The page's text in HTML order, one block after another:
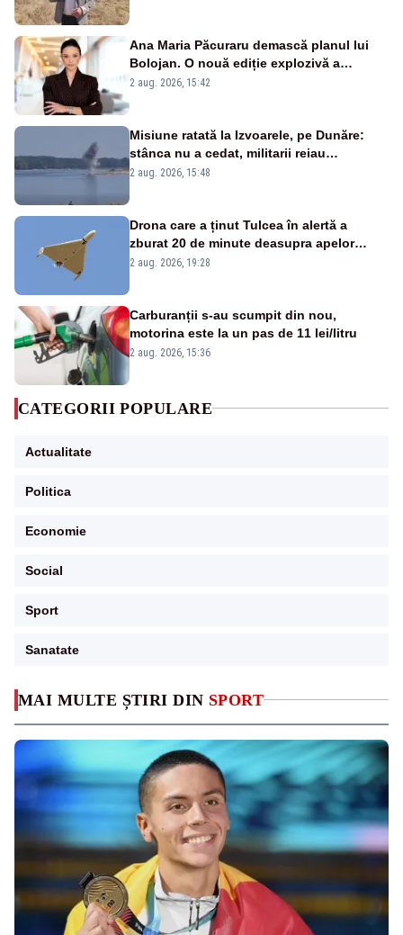
MAI MULTE ȘTIRI DIN SPORT
Ana Maria Păcuraru demască planul lui
Bolojan. O nouă ediție explozivă a
emisiunii „Miza Zilei” la Realitatea PLUS
2 aug. 2026, 15:42
Misiune ratată la Izvoarele, pe Dunăre:
stânca nu a cedat, militarii reiau
detonările luni – VIDEO
2 aug. 2026, 15:48
Drona care a ținut Tulcea în alertă a
zburat 20 de minute deasupra apelor
României. Au fost ridicate două F-16
2 aug. 2026, 19:28
Carburanții s-au scumpit din nou,
motorina este la un pas de 11 lei/litru
2 aug. 2026, 15:36
CATEGORII POPULARE
Actualitate
Politica
Economie
Social
Sport
Sanatate